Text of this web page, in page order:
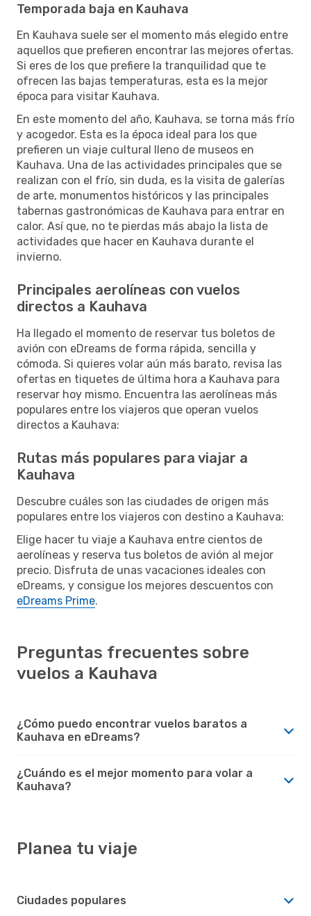
Temporada baja en Kauhava
En Kauhava suele ser el momento más elegido entre
aquellos que prefieren encontrar las mejores ofertas.
Si eres de los que prefiere la tranquilidad que te
ofrecen las bajas temperaturas, esta es la mejor
época para visitar Kauhava.
En este momento del año, Kauhava, se torna más frío
y acogedor. Esta es la época ideal para los que
prefieren un viaje cultural lleno de museos en
Kauhava. Una de las actividades principales que se
realizan con el frío, sin duda, es la visita de galerías
de arte, monumentos históricos y las principales
tabernas gastronómicas de Kauhava para entrar en
calor. Así que, no te pierdas más abajo la lista de
actividades que hacer en Kauhava durante el
invierno.
Principales aerolíneas con vuelos
directos a Kauhava
Ha llegado el momento de reservar tus boletos de
avión con eDreams de forma rápida, sencilla y
cómoda. Si quieres volar aún más barato, revisa las
ofertas en tiquetes de última hora a Kauhava para
reservar hoy mismo. Encuentra las aerolíneas más
populares entre los viajeros que operan vuelos
directos a Kauhava:
Rutas más populares para viajar a
Kauhava
Descubre cuáles son las ciudades de origen más
populares entre los viajeros con destino a Kauhava:
Elige hacer tu viaje a Kauhava entre cientos de
aerolíneas y reserva tus boletos de avión al mejor
precio. Disfruta de unas vacaciones ideales con
eDreams, y consigue los mejores descuentos con
eDreams Prime.
Preguntas frecuentes sobre
vuelos a Kauhava
¿Cómo puedo encontrar vuelos baratos a
Kauhava en eDreams?
¿Cuándo es el mejor momento para volar a
Kauhava?
Planea tu viaje
Ciudades populares